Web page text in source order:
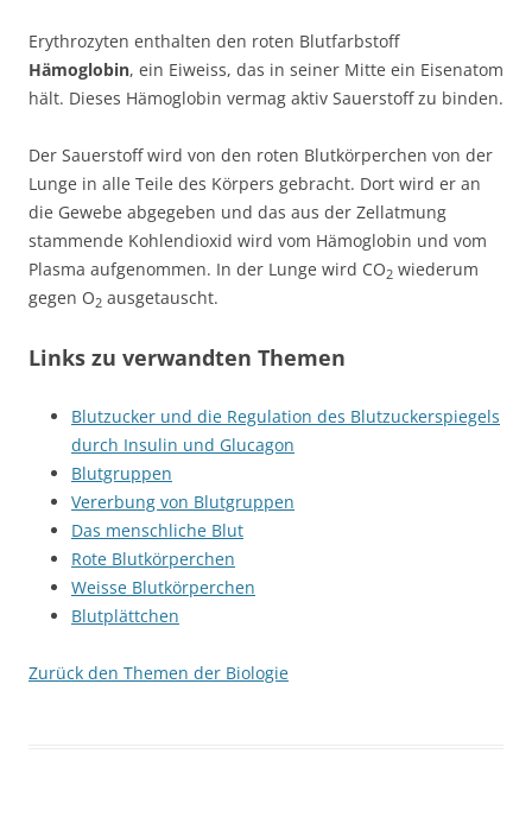
Erythrozyten enthalten den roten Blutfarbstoff
Hämoglobin, ein Eiweiss, das in seiner Mitte ein Eisenatom
hält. Dieses Hämoglobin vermag aktiv Sauerstoff zu binden.
Der Sauerstoff wird von den roten Blutkörperchen von der
Lunge in alle Teile des Körpers gebracht. Dort wird er an
die Gewebe abgegeben und das aus der Zellatmung
stammende Kohlendioxid wird vom Hämoglobin und vom
Plasma aufgenommen. In der Lunge wird CO2 wiederum
gegen O2 ausgetauscht.
Links zu verwandten Themen
Blutzucker und die Regulation des Blutzuckerspiegels
durch Insulin und Glucagon
Blutgruppen
Vererbung von Blutgruppen
Das menschliche Blut
Rote Blutkörperchen
Weisse Blutkörperchen
Blutplättchen
Zurück den Themen der Biologie